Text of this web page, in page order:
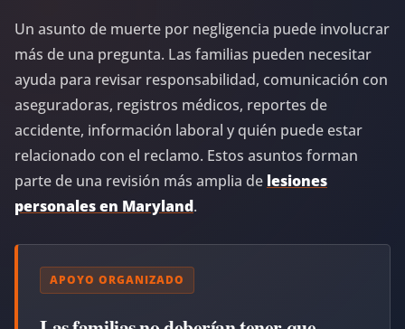
Un asunto de muerte por negligencia puede involucrar
más de una pregunta. Las familias pueden necesitar
ayuda para revisar responsabilidad, comunicación con
aseguradoras, registros médicos, reportes de
accidente, información laboral y quién puede estar
relacionado con el reclamo. Estos asuntos forman
parte de una revisión más amplia de lesiones
personales en Maryland.
APOYO ORGANIZADO